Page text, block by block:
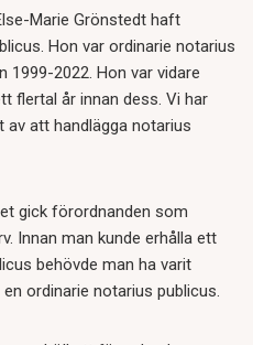
Marie Grönstedt haft
Hon var ordinarie notarius
1999-2022. Hon var vidare
flertal år innan dess. Vi har
av att handlägga notarius
gick förordnanden som
Innan man kunde erhålla ett
behövde man ha varit
ordinarie notarius publicus.